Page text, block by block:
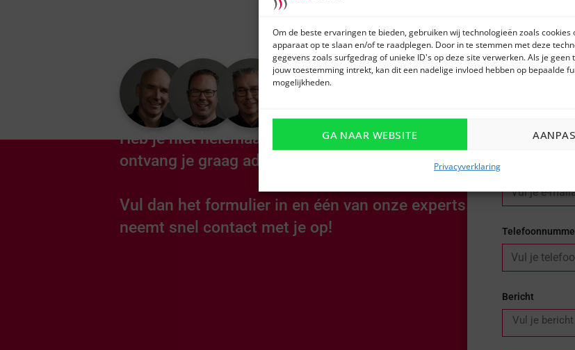
Om de beste ervaringen te bieden, gebruiken wij technologieën zoals
apparaat op te slaan en/of te raadplegen. Door in te stemmen met deze
gegevens zoals surfgedrag of unieke ID's op deze site verwerken. Als je
jouw toestemming intrekt, kan dit een nadelige invloed hebben op bepaalde
mogelijkheden.
GA NAAR WEBSITE
Privacyverklaring
Heb je niet helemaal gevonden wat je zocht of
ontvang je graag advies op maat?
Vul dan het formulier in en één van onze experts
neemt snel contact met je op!
Bericht